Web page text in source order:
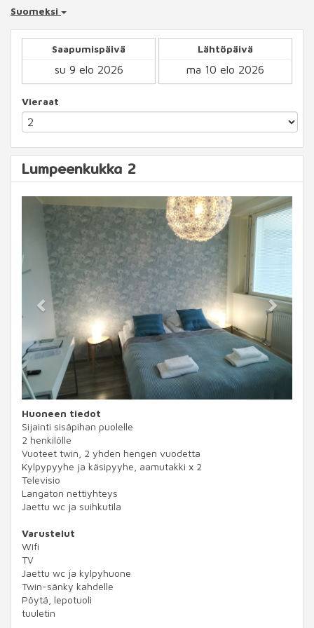
Suomeksi
Saapumispäivä Lähtöpäivä
Vieraat
Lumpeenkukka 2
Previous Next
Huoneen tiedot
Sijainti sisäpihan puolelle
2 henkilölle
Vuoteet twin, 2 yhden hengen vuodetta
Kylpypyyhe ja käsipyyhe, aamutakki x 2
Televisio
Langaton nettiyhteys
Jaettu wc ja suihkutila
Varustelut
Wifi
TV
Jaettu wc ja kylpyhuone
Twin-sänky kahdelle
Pöytä, lepotuoli
tuuletin